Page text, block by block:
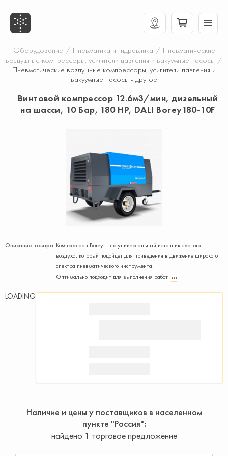
Оборудование / Пневматика и гидравлика / Пневматические
воздушные компрессоры, усилители давления и вакуумные насосы /
Пневматические воздушные компрессоры, усилители давления и
вакуумные насосы - другое
Винтовой компрессор 12.6м3/мин, дизельный
на шасси, 10 Бар, 180 HP, DALI Borey180-10F
Описание товара: Компрессоры Borey - это универсальный источник сжатого
воздуха, который подойдет для приведения в движение широкого
спектра пневматического инструмента.
Оптимально подходит для выполнения работ
LOADING
Наличие и цены у поставщиков в населенном
пункте "Россия"
найдено 1 торговое предложение